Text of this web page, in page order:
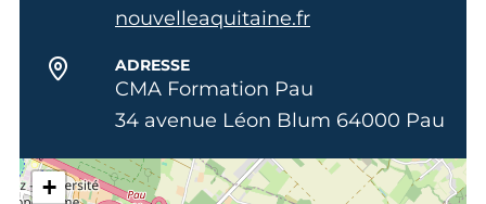
nouvelleaquitaine.fr
ADRESSE
CMA Formation Pau
34 avenue Léon Blum 64000 Pau
+